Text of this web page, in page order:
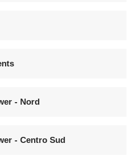
- Nord
- Centro Sud